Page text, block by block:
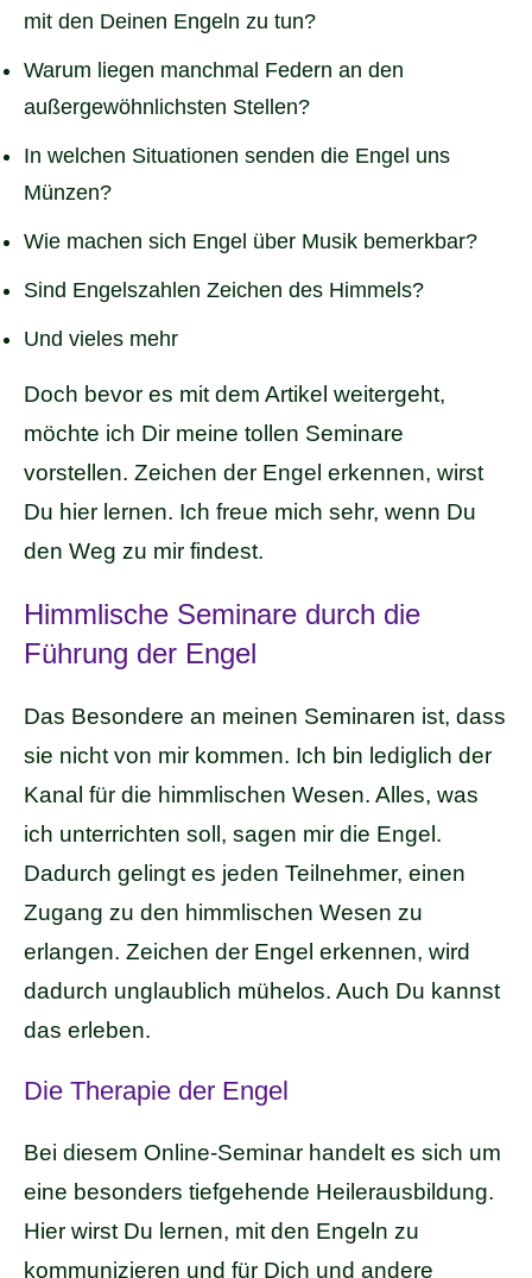
mit den Deinen Engeln zu tun?
Warum liegen manchmal Federn an den
außergewöhnlichsten Stellen?
In welchen Situationen senden die Engel uns
Münzen?
Wie machen sich Engel über Musik bemerkbar?
Sind Engelszahlen Zeichen des Himmels?
Und vieles mehr
Doch bevor es mit dem Artikel weitergeht,
möchte ich Dir meine tollen Seminare
vorstellen. Zeichen der Engel erkennen, wirst
Du hier lernen. Ich freue mich sehr, wenn Du
den Weg zu mir findest.
Himmlische Seminare durch die
Führung der Engel
Das Besondere an meinen Seminaren ist, dass
sie nicht von mir kommen. Ich bin lediglich der
Kanal für die himmlischen Wesen. Alles, was
ich unterrichten soll, sagen mir die Engel.
Dadurch gelingt es jeden Teilnehmer, einen
Zugang zu den himmlischen Wesen zu
erlangen. Zeichen der Engel erkennen, wird
dadurch unglaublich mühelos. Auch Du kannst
das erleben.
Die Therapie der Engel
Bei diesem Online-Seminar handelt es sich um
eine besonders tiefgehende Heilerausbildung.
Hier wirst Du lernen, mit den Engeln zu
kommunizieren und für Dich und andere